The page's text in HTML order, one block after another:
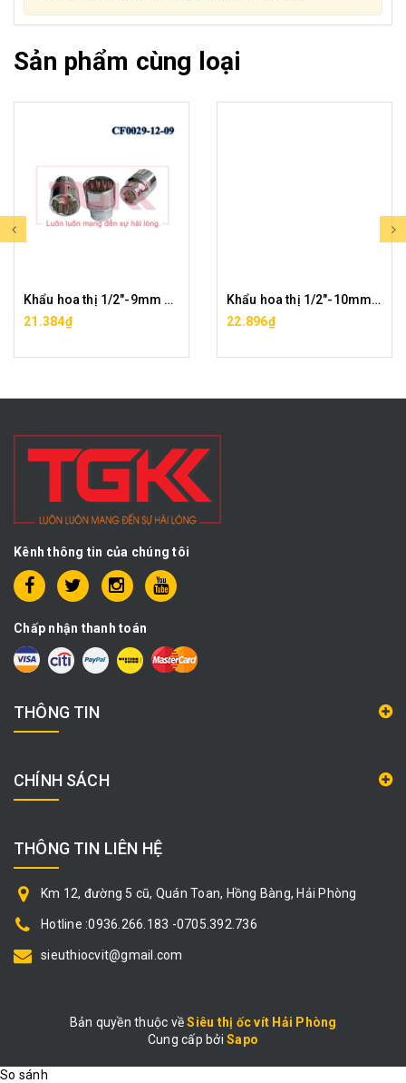
Sản phẩm cùng loại
Khẩu hoa thị 1/2"-9mm CF0029-12-9
21.384₫
Khẩu hoa thị 1/2"-10mm CF0029-12-10
22.896₫
Kênh thông tin của chúng tôi
Chấp nhận thanh toán
THÔNG TIN
CHÍNH SÁCH
THÔNG TIN LIÊN HỆ
Km 12, đường 5 cũ, Quán Toan, Hồng Bàng, Hải Phòng
Hotline :0936.266.183 -0705.392.736
sieuthiocvit@gmail.com
Bản quyền thuộc vềSiêu thị ốc vít Hải Phòng
|
Cung cấp bởiSapo
So sánh